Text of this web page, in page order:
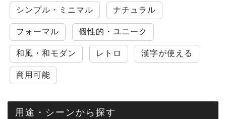
シンプル・ミニマル ナチュラル
フォーマル 個性的・ユニーク
和風・和モダン レトロ 漢字が使える
商用可能
用途・シーンから探す